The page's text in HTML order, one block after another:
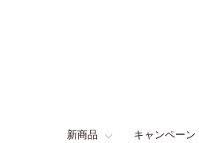
新商品 キャンペーン